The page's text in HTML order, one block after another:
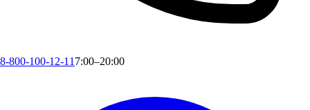
8-800-100-12-11 7:00–20:00